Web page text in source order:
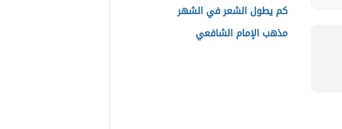
كم يطول الشعر في الشهر
مذهب الإمام الشافعي